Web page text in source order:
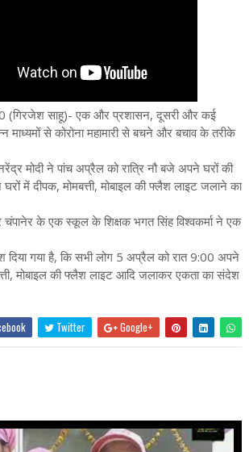
साहू)- एक और प्रशासन, दूसरी और कई
माध्यमों से कोरोना महामारी से बचने और बचाव के तरीके
मोदी ने पांच अप्रैल को रात्रि नौ बजे अपने घरों की
में दीपक, मोमबत्ती, मोबाइल की फ्लैश लाइट जलाने का
चंपानेर के एक स्कूल के शिक्षक भगत सिंह विश्वकर्मा ने एक
गया है, कि सभी लोग 5 अप्रैल को रात 9:00 अपने
मोबाइल की फ्लैश लाइट आदि जलाकर एकता का संदेश
Twitter Google+